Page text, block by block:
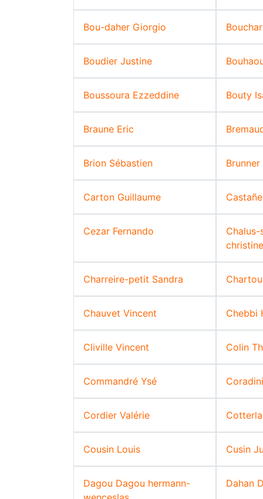
Bou-daher Giorgio
Boudier Justine
Boussoura Ezzeddine Bouty
Braune Eric
Brion Sébastien
Carton Guillaume
Cezar Fernando
Charreire-petit Sandra
Chauvet Vincent Chebbi
Cliville Vincent Colin
Commandré Ysé
Cordier Valérie
Cousin Louis Cusin
Dagou Dagou hermann-
Dahan